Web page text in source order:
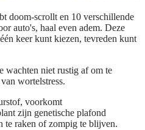
doom-scrollt en 10 verschillende
auto's, haal even adem. Deze
keer kunt kiezen, tevreden kunt
niet rustig af om te
wortelstress.
voorkomt
zijn genetische plafond
te raken of zompig te blijven.